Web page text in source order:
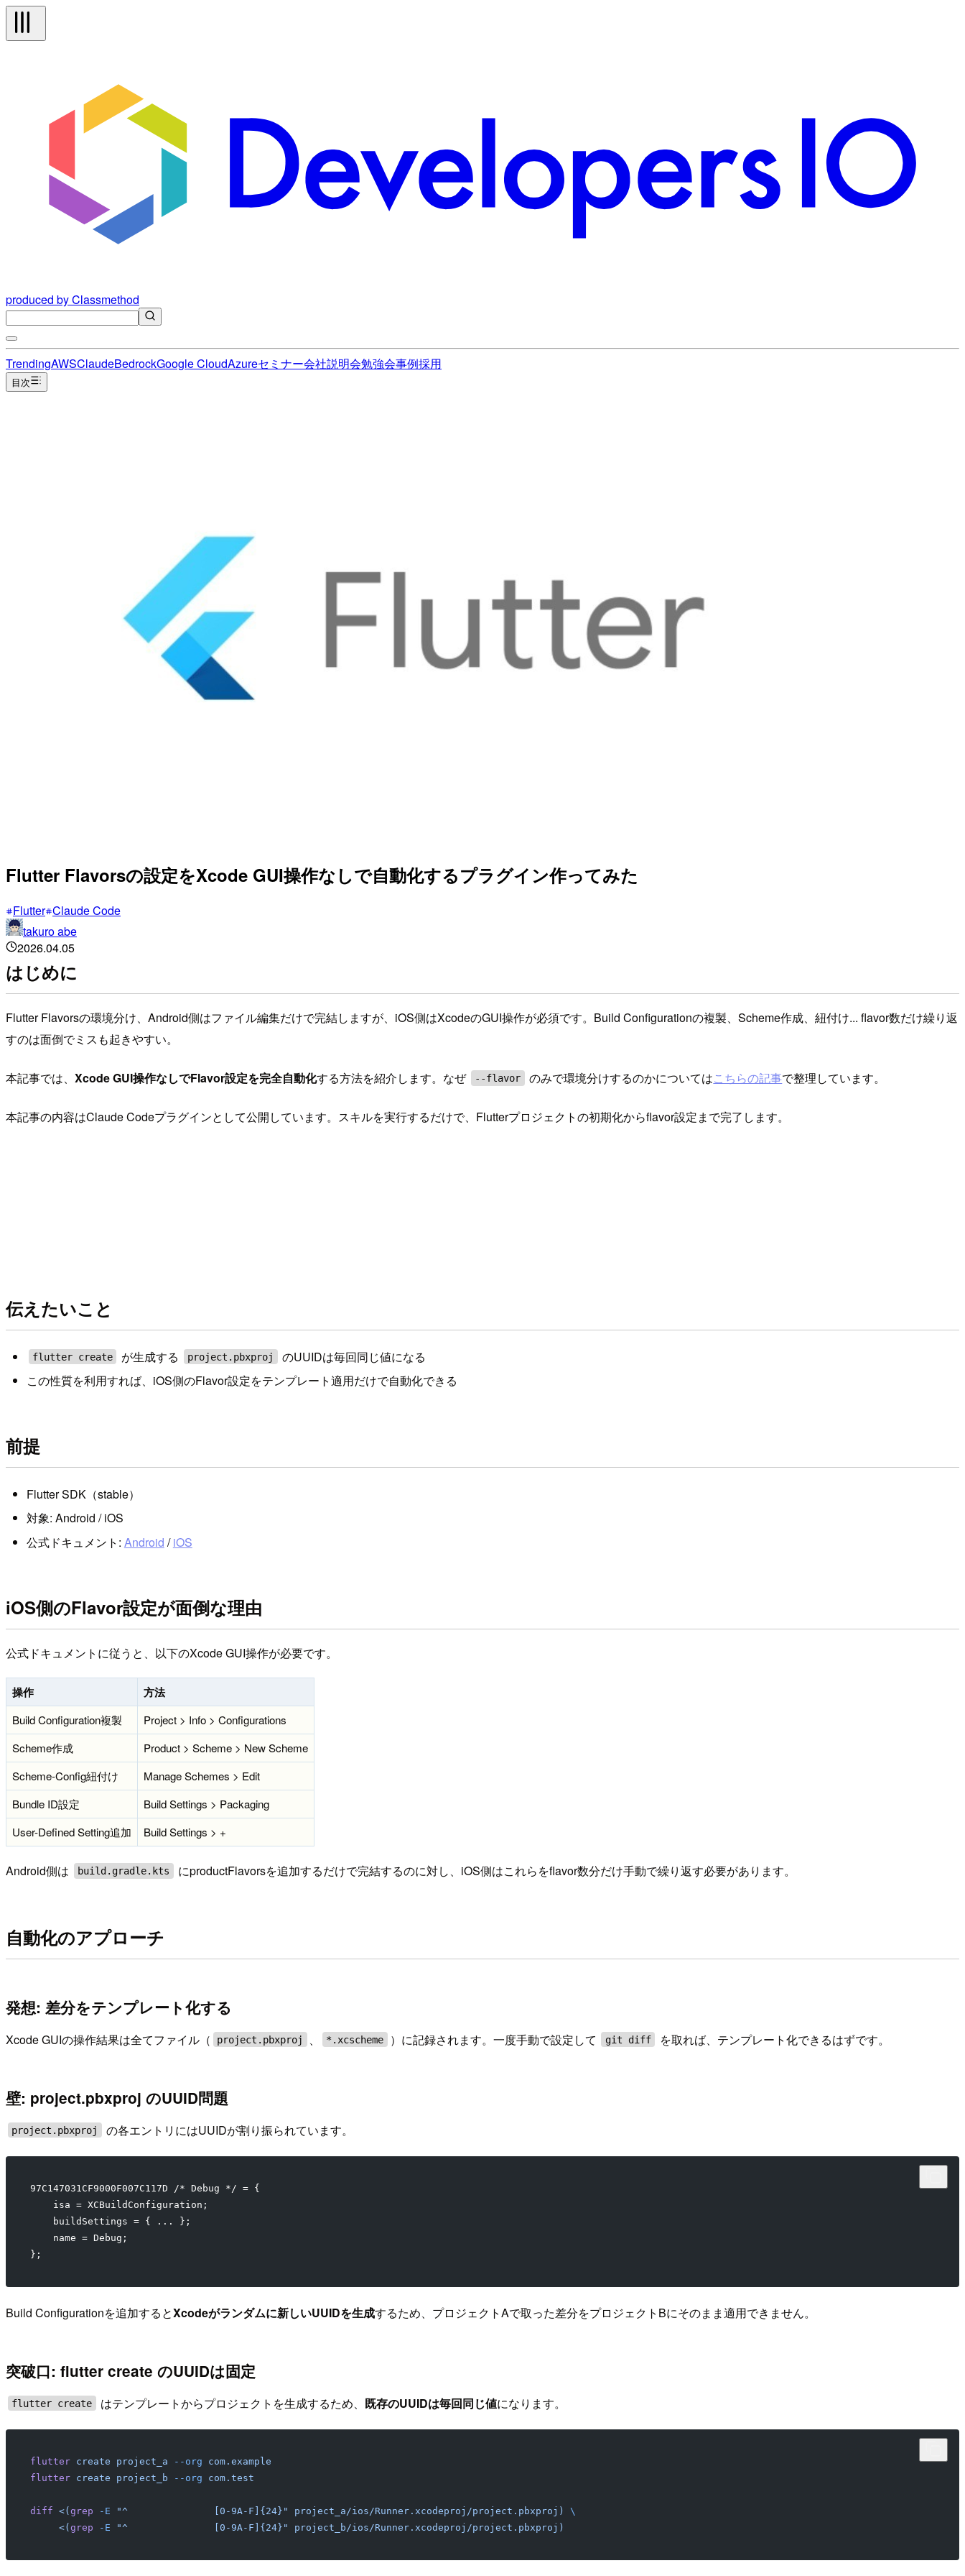
produced by Classmethod
TrendingAWSClaudeBedrockGoogle CloudAzureセミナー会社説明会勉強会事例採用
目次
Flutter Flavorsの設定をXcode GUI操作なしで自動化するプラグイン作ってみた
Flutter Claude Code
takuro abe
2026.04.05
はじめに
Flutter Flavorsの環境分け、Android側はファイル編集だけで完結しますが、iOS側はXcodeのGUI操作が必須です。Build Configurationの複製、Scheme作成、紐付け... flavor数だけ繰り返
すのは面倒でミスも起きやすい。
本記事では、 Xcode GUI操作なしでFlavor設定を完全自動化する方法を紹介します。なぜ --flavor のみで環境分けするのかについてはこちらの記事で整理しています。
本記事の内容はClaude Codeプラグインとして公開しています。スキルを実行するだけで、Flutterプロジェクトの初期化からflavor設定まで完了します。
伝えたいこと
flutter create が生成する project.pbxproj
のUUIDは毎回同じ値になる
この性質を利用すれば、iOS側のFlavor設定をテンプレート適用だけで自動化できる
前提
Flutter SDK（stable）
対象: Android / iOS
公式ドキュメント: Android /iOS
iOS側のFlavor設定が面倒な理由
公式ドキュメントに従うと、以下のXcode GUI操作が必要です。
操作 方法
Build Configuration複製
Project > Info > Configurations
Scheme作成
Product > Scheme > New Scheme
Scheme-Config紐付け
Manage Schemes > Edit
Bundle ID設定
Build Settings > Packaging
User-Defined Setting追加
Build Settings > +
Android側は build.gradle.kts にproductFlavorsを追加するだけで完結するのに対し、iOS側はこれらをflavor数分だけ手動で繰り返す必要があります。
自動化のアプローチ
発想: 差分をテンプレート化する
Xcode GUIの操作結果は全てファイル（ project.pbxproj *.xcscheme ）に記録されます。一度手動で設定して git diff を取れば、テンプレート化できるはずです。
壁: project.pbxproj のUUID問題
project.pbxproj の各エントリにはUUIDが割り振られています。
97C147031CF9000F007C117D /* Debug */ = {
    isa = XCBuildConfiguration;
    buildSettings = { ... };
    name = Debug;
};
Build Configurationを追加するとXcodeがランダムに新しいUUIDを生成するため、プロジェクトAで取った差分をプロジェクトBにそのまま適用できません。
突破口: flutter create のUUIDは固定
flutter create はテンプレートからプロジェクトを生成するため、 既存のUUIDは毎回同じ値になります。
flutter create project_a --org com.example
flutter create project_b --org com.test
diff <( grep -E "^		[0-9A-F]{24}" project_a/ios/Runner.xcodeproj/project.pbxproj)
\
     <(
grep -E "^		[0-9A-F]{24}" project_b/ios/Runner.xcodeproj/project.pbxproj)